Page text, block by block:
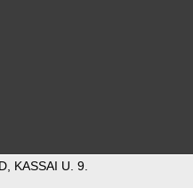
KASSAI U. 9.